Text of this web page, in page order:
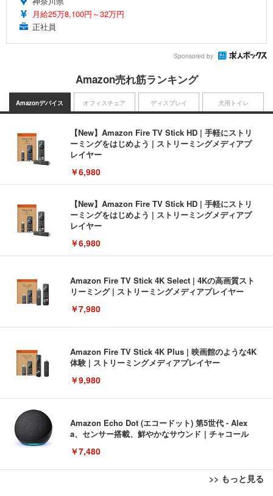
月給25万8,100円～32万円
正社員
Sponsored by
Amazon売れ筋ランキング
Amazonデバイス
【New】Amazon Fire TV Stick HD | 手軽にストリ
ーミングをはじめよう | ストリーミングメディアプ
レイヤー
￥6,980
【New】Amazon Fire TV Stick HD | 手軽にストリ
ーミングをはじめよう | ストリーミングメディアプ
レイヤー
￥6,980
Amazon Fire TV Stick 4K Select | 4Kの高画質スト
リーミング | ストリーミングメディアプレイヤー
￥7,980
Amazon Fire TV Stick 4K Plus | 映画館のような4K
体験 | ストリーミングメディアプレイヤー
￥9,980
Amazon Echo Dot (エコードット) 第5世代 - Alex
a、センサー搭載、鮮やかなサウンド｜チャコール
￥7,480
>> もっと見る
オフィスチェア ディスプレイ 犬用トイレ